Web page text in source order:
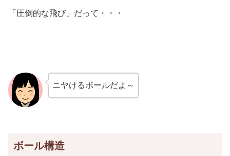
「圧倒的な飛び」だって・・・
ニヤけるボールだよ～
ボール構造